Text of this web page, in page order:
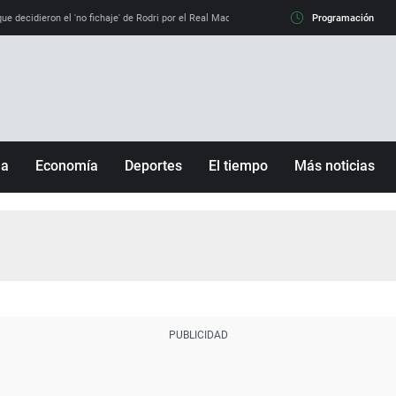
decidieron el 'no fichaje' de Rodri por el Real Madrid y su 'sí' al Barça La llamada
Programación
Economía Deportes El tiempo Más noticias